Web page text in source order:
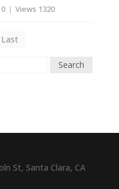
| Views 1320
Last
Search
St, Santa Clara, CA